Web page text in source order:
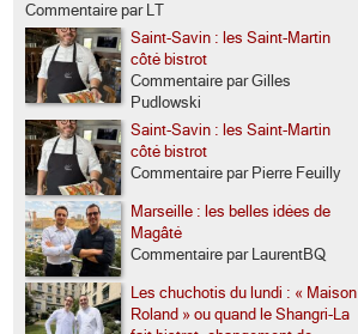
Commentaire par LT
Saint-Savin : les Saint-Martin
côté bistrot
Commentaire par Gilles
Pudlowski
Saint-Savin : les Saint-Martin
côté bistrot
Commentaire par Pierre Feuilly
Marseille : les belles idées de
Magâté
Commentaire par LaurentBQ
Les chuchotis du lundi : « Maison
Roland » ou quand le Shangri-La